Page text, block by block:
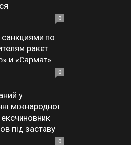
0
по
ракет
и «Сармат»
0
у
міжнародної
під заставу
0